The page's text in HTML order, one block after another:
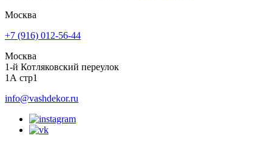
Москва
+7 (916) 012-56-44
Москва
1-й Котляковский переулок
1А стр1
info@vashdekor.ru